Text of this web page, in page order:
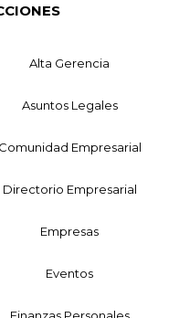
Alta Gerencia
Asuntos Legales
Comunidad Empresarial
Directorio Empresarial
Empresas
Eventos